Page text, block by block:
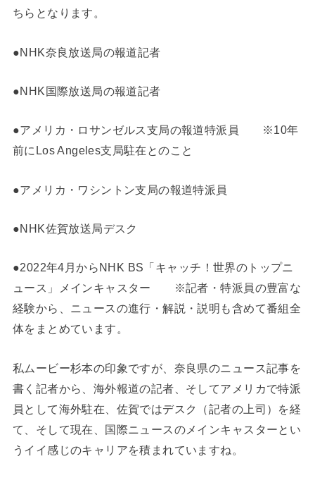
ちらとなります。
●NHK奈良放送局の報道記者
●NHK国際放送局の報道記者
●アメリカ・ロサンゼルス支局の報道特派員 ※10年
前にLos Angeles支局駐在とのこと
●アメリカ・ワシントン支局の報道特派員
●NHK佐賀放送局デスク
●2022年4月からNHK BS「キャッチ！世界のトップニ
ュース」メインキャスター ※記者・特派員の豊富な
経験から、ニュースの進行・解説・説明も含めて番組全
体をまとめています。
私ムービー杉本の印象ですが、奈良県のニュース記事を
書く記者から、海外報道の記者、そしてアメリカで特派
員として海外駐在、佐賀ではデスク（記者の上司）を経
て、そして現在、国際ニュースのメインキャスターとい
うイイ感じのキャリアを積まれていますね。